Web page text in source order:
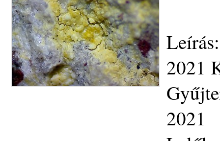
2021
2021